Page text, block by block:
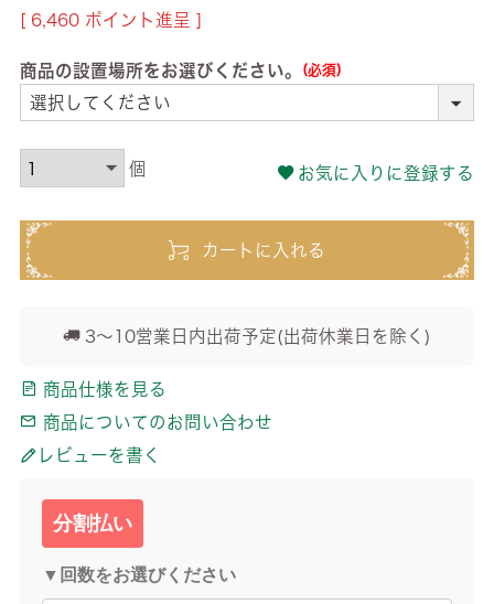
[ 6,460 ポイント進呈 ]
商品の設置場所をお選びください。
お気に入りに登録する
カートに入れる
3～10営業日内出荷予定(出荷休業日を除く)
商品仕様を見る
商品についてのお問い合わせ
レビューを書く
分割払い
▼回数をお選びください